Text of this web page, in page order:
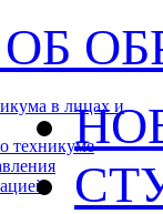
в лицах и
техникуме